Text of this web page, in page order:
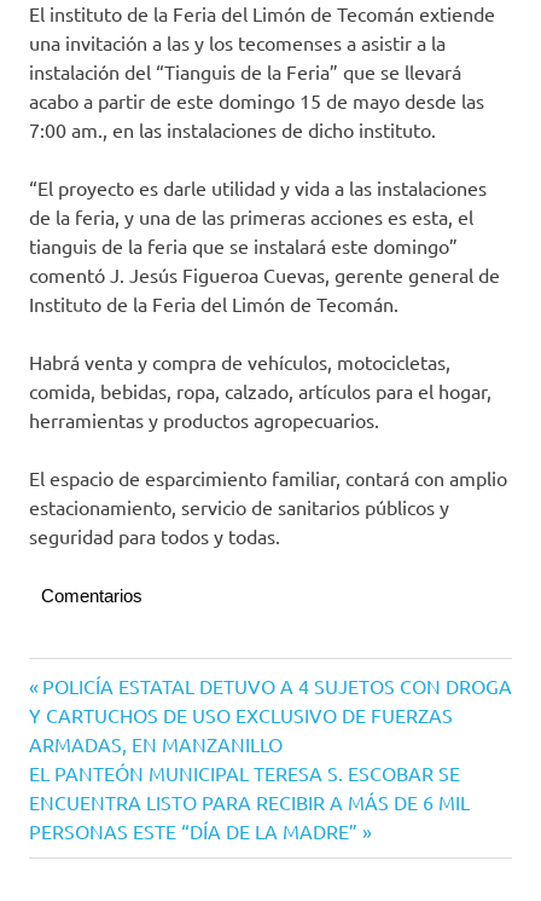
El instituto de la Feria del Limón de Tecomán extiende
una invitación a las y los tecomenses a asistir a la
instalación del “Tianguis de la Feria” que se llevará
acabo a partir de este domingo 15 de mayo desde las
7:00 am., en las instalaciones de dicho instituto.
“El proyecto es darle utilidad y vida a las instalaciones
de la feria, y una de las primeras acciones es esta, el
tianguis de la feria que se instalará este domingo”
comentó J. Jesús Figueroa Cuevas, gerente general de
Instituto de la Feria del Limón de Tecomán.
Habrá venta y compra de vehículos, motocicletas,
comida, bebidas, ropa, calzado, artículos para el hogar,
herramientas y productos agropecuarios.
El espacio de esparcimiento familiar, contará con amplio
estacionamiento, servicio de sanitarios públicos y
seguridad para todos y todas.
Comentarios
Navegación
de
entradas
Entrada
anterior:
POLICÍA ESTATAL DETUVO A 4 SUJETOS CON DROGA
Y CARTUCHOS DE USO EXCLUSIVO DE FUERZAS
ARMADAS, EN MANZANILLO
Siguiente
entrada:
EL PANTEÓN MUNICIPAL TERESA S. ESCOBAR SE
ENCUENTRA LISTO PARA RECIBIR A MÁS DE 6 MIL
PERSONAS ESTE “DÍA DE LA MADRE”